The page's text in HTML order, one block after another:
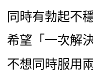
同時有勃起不
希望「一次解
不想同時服用